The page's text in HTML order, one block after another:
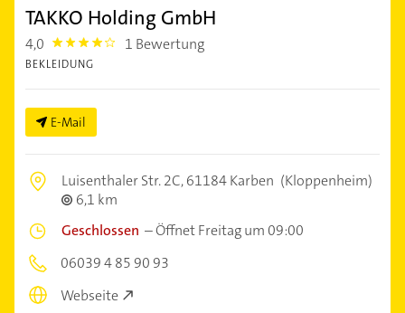
TAKKO Holding GmbH
4,0 4.0 1 Bewertung
BEKLEIDUNG
E-Mail
Luisenthaler Str. 2C,61184 Karben (Kloppenheim)
6,1 km
Geschlossen –Öffnet Freitag um 09:00
06039 4 85 90 93
Webseite